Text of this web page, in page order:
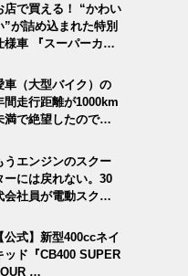
店で買える！ “かわい
”が詰め込まれた特別
様車 『スーパーカ
車（大型バイク）の
間走行距離が1000km
満で絶望したので
うエンジンのスクー
ーには戻れない。30
会社員が電動スクー
【公式】新型400ccネイ
ッド『CB400 SUPER
…